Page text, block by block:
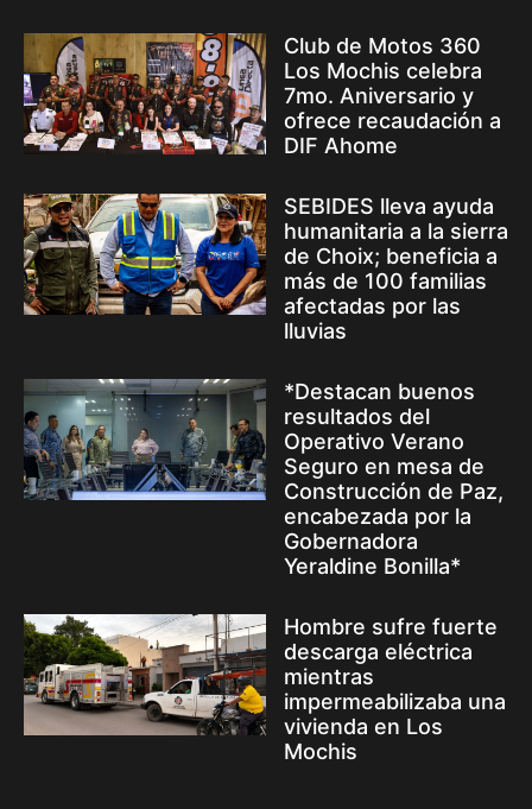
Club de Motos 360
Los Mochis celebra
7mo. Aniversario y
ofrece recaudación a
DIF Ahome
SEBIDES lleva ayuda
humanitaria a la sierra
de Choix; beneficia a
más de 100 familias
afectadas por las
lluvias
*Destacan buenos
resultados del
Operativo Verano
Seguro en mesa de
Construcción de Paz,
encabezada por la
Gobernadora
Yeraldine Bonilla*
Hombre sufre fuerte
descarga eléctrica
mientras
impermeabilizaba una
vivienda en Los
Mochis